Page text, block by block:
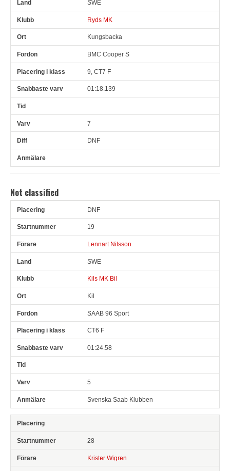
SWE
Ryds MK
Kungsbacka
BMC Cooper S
9, CT7 F
01:18.139
7
DNF
Not classified
Pl Snr Land
DNF
19
Lennart Nilsson
SWE
Kils MK Bil
Kil
SAAB 96 Sport
CT6 F
01:24.58
5
Svenska Saab Klubben
28
Krister Wigren